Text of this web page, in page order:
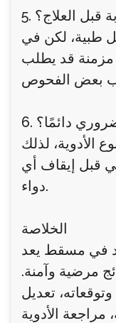
قبل العلاج؟
طبية، لكن في
قد يطلب
دائمًا؟
الأدوية، لذلك
قبل إيقاف أي
دواء.
الخلاصة
في مسقط يعد
مرضية وآمنة.
تعديل
مراجعة الأدوية